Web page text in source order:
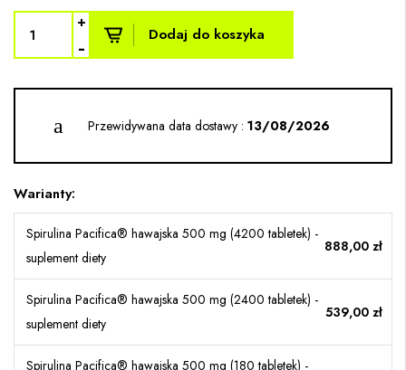
+
- Dodaj do koszyka
Przewidywana data dostawy : 13/08/2026
Warianty:
Spirulina Pacifica® hawajska 500 mg (4200 tabletek) -
suplement diety
888,00 zł
Spirulina Pacifica® hawajska 500 mg (2400 tabletek) -
suplement diety
539,00 zł
Spirulina Pacifica® hawajska 500 mg (180 tabletek) -